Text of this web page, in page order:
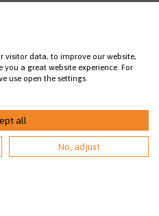
20).
10-15.
visitor data, to improve our website,
a great website experience. For
use open the settings.
all
No, adjust